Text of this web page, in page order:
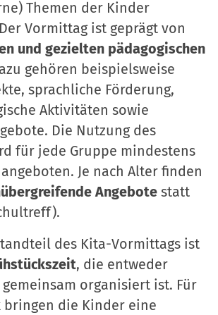
Themen der Kinder
Vormittag ist geprägt von
und gezielten pädagogischen
gehören beispielsweise
sprachliche Förderung,
Aktivitäten sowie
Die Nutzung des
für jede Gruppe mindestens
Je nach Alter finden
Angebote statt
des Kita-Vormittags ist
, die entweder
organisiert ist. Für
bringen die Kinder eine